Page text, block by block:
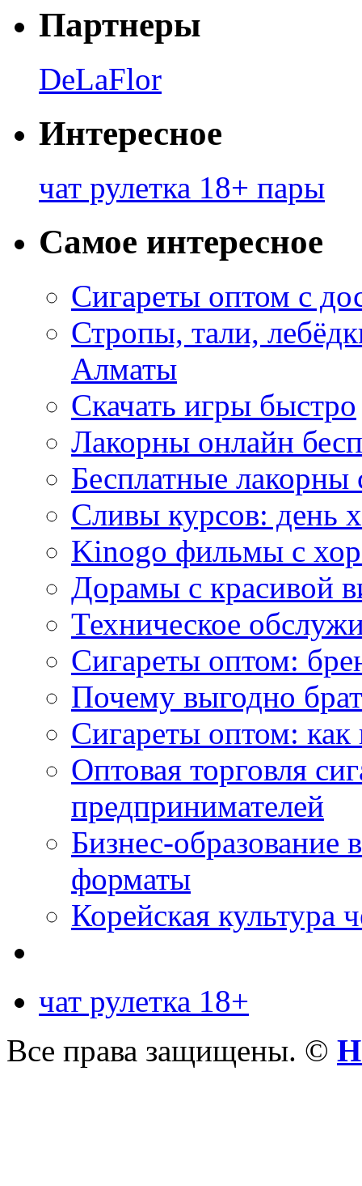
Партнеры
DeLaFlor
Интересное
чат рулетка 18+ пары
Самое интересное
Сигареты оптом с
Стропы, тали,
Алматы
Скачать игры быстро
Лакорны онлайн
Бесплатные лакорны
Сливы курсов: день
Kinogo фильмы с
Дорамы с красивой
Техническое
Сигареты оптом:
Почему выгодно
Сигареты оптом: как
Оптовая торговля
предпринимателей
Бизнес-образование
форматы
Корейская культура
чат рулетка 18+
Все права защищены. ©